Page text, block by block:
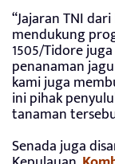
“Jajaran TNI
mendukung
1505/Tidore
penanaman
kami juga
ini pihak
tanaman
Senada juga